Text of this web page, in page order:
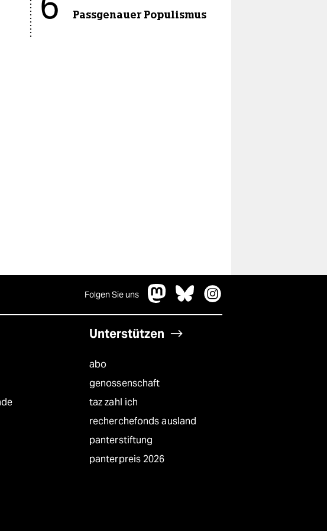
6 Passgenauer Populismus
Folgen Sie uns
Unterstützen
abo
genossenschaft
taz zahl ich
recherchefonds ausland
panterstiftung
panterpreis 2026